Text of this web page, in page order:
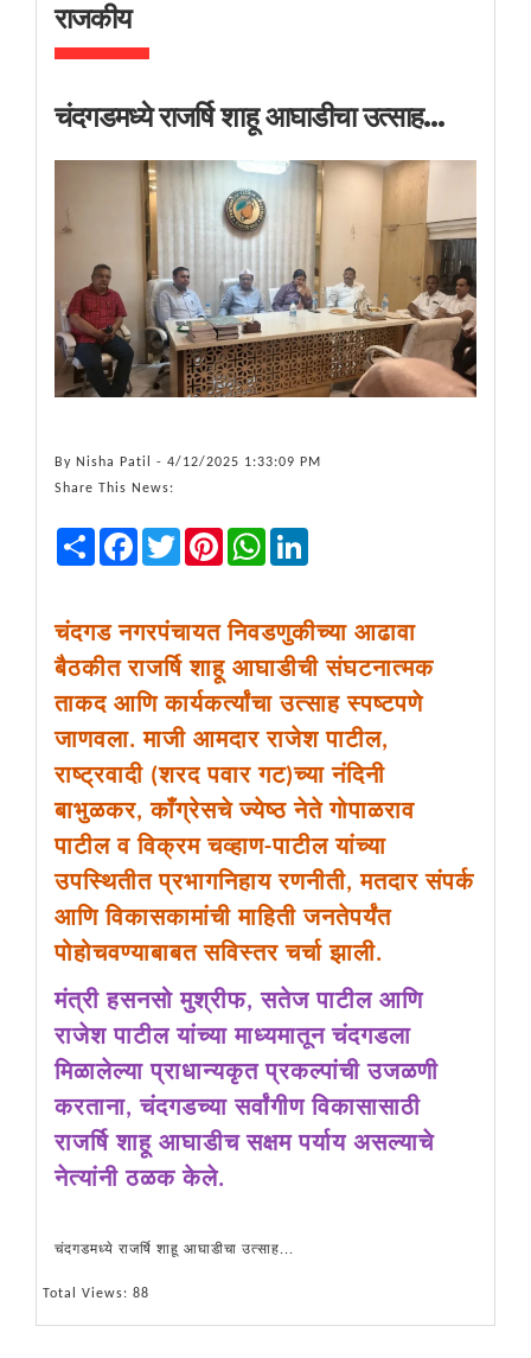
राजकीय
चंदगडमध्ये राजर्षि शाहू आघाडीचा उत्साह...
By Nisha Patil - 4/12/2025 1:33:09 PM
Share This News:
Share FacebookTwitter PinterestWhatsApp
चंदगड नगरपंचायत निवडणुकीच्या आढावा
बैठकीत राजर्षि शाहू आघाडीची संघटनात्मक
ताकद आणि कार्यकर्त्यांचा उत्साह स्पष्टपणे
जाणवला. माजी आमदार राजेश पाटील,
राष्ट्रवादी (शरद पवार गट)च्या नंदिनी
बाभुळकर, काँग्रेसचे ज्येष्ठ नेते गोपाळराव
पाटील व विक्रम चव्हाण-पाटील यांच्या
उपस्थितीत प्रभागनिहाय रणनीती, मतदार संपर्क
आणि विकासकामांची माहिती जनतेपर्यंत
पोहोचवण्याबाबत सविस्तर चर्चा झाली.
मंत्री हसनसो मुश्रीफ, सतेज पाटील आणि
राजेश पाटील यांच्या माध्यमातून चंदगडला
मिळालेल्या प्राधान्यकृत प्रकल्पांची उजळणी
करताना, चंदगडच्या सर्वांगीण विकासासाठी
राजर्षि शाहू आघाडीच सक्षम पर्याय असल्याचे
नेत्यांनी ठळक केले.
चंदगडमध्ये राजर्षि शाहू आघाडीचा उत्साह...
Total Views: 88